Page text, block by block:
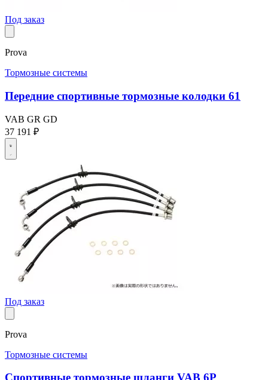
Под заказ
Prova
Тормозные системы
Передние спортивные тормозные колодки 61
VAB GR GD
37 191 ₽
Под заказ
Prova
Тормозные системы